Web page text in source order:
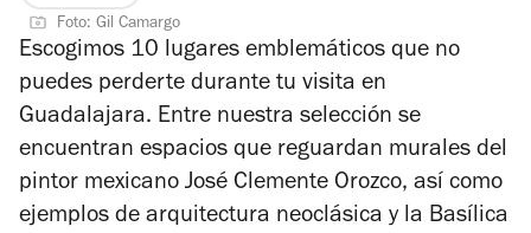
Foto: Gil Camargo
Escogimos 10 lugares emblemáticos que no
puedes perderte durante tu visita en
Guadalajara. Entre nuestra selección se
encuentran espacios que reguardan murales del
pintor mexicano José Clemente Orozco, así como
ejemplos de arquitectura neoclásica y la Basílica